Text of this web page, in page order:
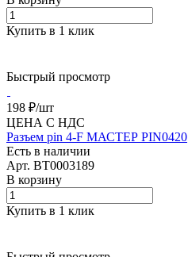
Купить в 1 клик
Быстрый просмотр
198 ₽/шт
ЦЕНА С НДС
Разъем pin 4-F МАСТЕР PIN0420
Есть в наличии
Арт. BT0003189
В корзину
Купить в 1 клик